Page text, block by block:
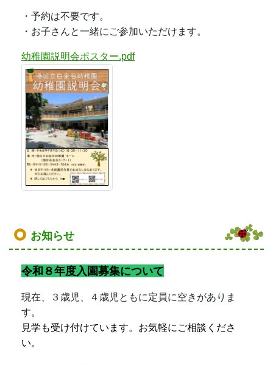
・予約は不要です。
・お子さんと一緒にご参加いただけます。
幼稚園説明会ポスター.pdf
お知らせ
令和８年度入園募集について
現在、３歳児、４歳児ともに定員に空きがありま
す。
見学も受け付けています。 お気軽にご相談くださ
い。